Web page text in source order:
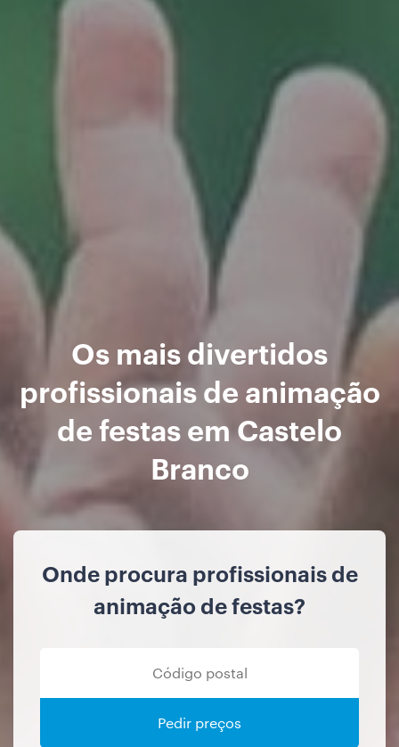
Os mais divertidos
profissionais de animação
de festas em Castelo
Branco
Onde procura profissionais de
animação de festas?
Pedir preços